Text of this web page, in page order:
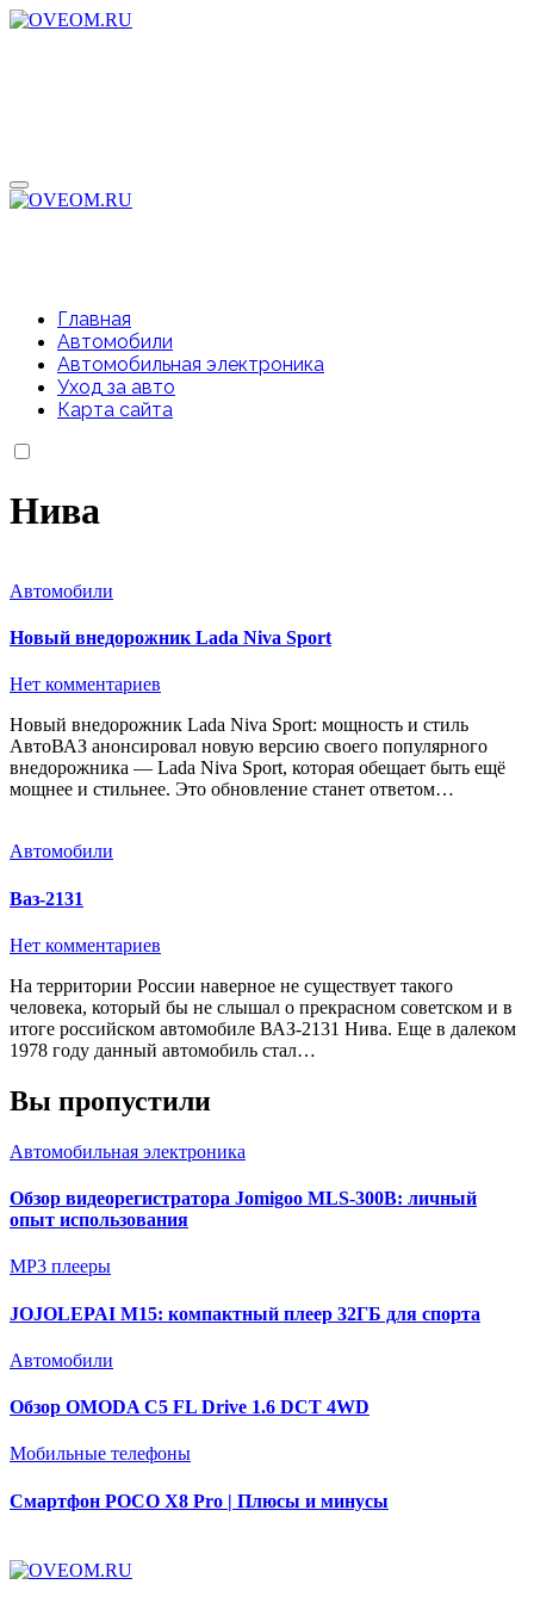
Перейти
Главная
Автомобили
Автомобильная электроника
Уход за авто
Карта сайта
Нива
Автомобили
Новый внедорожник Lada Niva Sport
Нет комментариев
Новый внедорожник Lada Niva Sport: мощность и стиль
АвтоВАЗ анонсировал новую версию своего популярного
внедорожника — Lada Niva Sport, которая обещает быть ещё
мощнее и стильнее. Это обновление станет ответом…
Автомобили
Ваз-2131
Нет комментариев
На территории России наверное не существует такого
человека, который бы не слышал о прекрасном советском и в
итоге российском автомобиле ВАЗ-2131 Нива. Еще в далеком
1978 году данный автомобиль стал…
Вы пропустили
Автомобильная электроника
Обзор видеорегистратора Jomigoo MLS-300B: личный
опыт использования
MP3 плееры
JOJOLEPAI M15: компактный плеер 32ГБ для спорта
Автомобили
Обзор OMODA C5 FL Drive 1.6 DCT 4WD
Мобильные телефоны
Смартфон POCO X8 Pro | Плюсы и минусы